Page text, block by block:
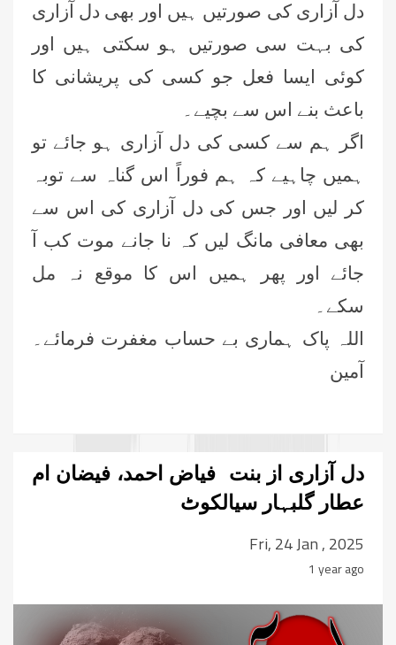
دل آزاری کی صورتیں ہیں اور بھی دل آزاری
کی بہت سی صورتیں ہو سکتی ہیں اور
کوئی ایسا فعل جو کسی کی پریشانی کا
باعث بنے اس سے بچیے۔
اگر ہم سے کسی کی دل آزاری ہو جائے تو
ہمیں چاہیے کہ ہم فوراً اس گناہ سے توبہ
کر لیں اور جس کی دل آزاری کی اس سے
بھی معافی مانگ لیں کہ نا جانے موت کب آ
جائے اور پھر ہمیں اس کا موقع نہ مل
سکے۔
اللہ پاک ہماری بے حساب مغفرت فرمائے۔
آمین
دل آزاری از بنت فیاض احمد، فیضان ام
عطار گلبہار سیالکوٹ
Fri, 24 Jan , 2025
1 year ago